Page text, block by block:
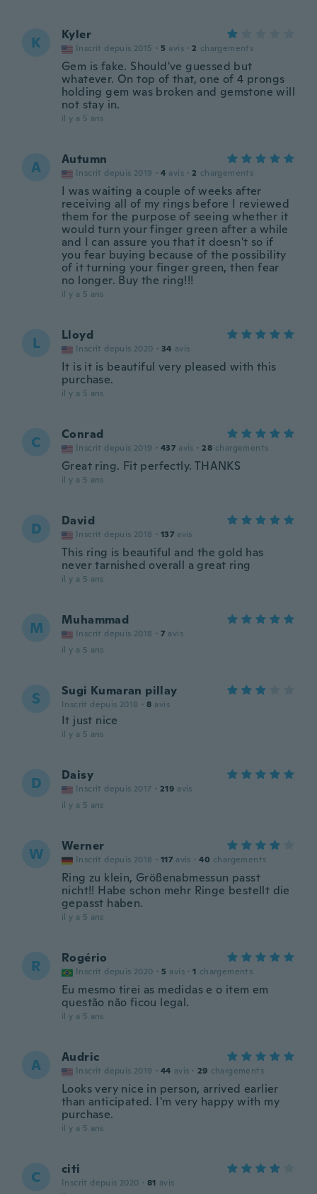
K Kyler
Inscrit depuis 2015 · 5 avis · 2 chargements
Gem is fake. Should've guessed but
whatever. On top of that, one of 4 prongs
holding gem was broken and gemstone will
not stay in.
il y a 5 ans
A Autumn
Inscrit depuis 2019 · 4 avis · 2 chargements
I was waiting a couple of weeks after
receiving all of my rings before I reviewed
them for the purpose of seeing whether it
would turn your finger green after a while
and I can assure you that it doesn't so if
you fear buying because of the possibility
of it turning your finger green, then fear
no longer. Buy the ring!!!
il y a 5 ans
L Lloyd
Inscrit depuis 2020 · 34 avis
It is it is beautiful very pleased with this
purchase.
il y a 5 ans
C Conrad
Inscrit depuis 2019 · 437 avis · 28 chargements
Great ring. Fit perfectly. THANKS
il y a 5 ans
D David
Inscrit depuis 2018 · 137 avis
This ring is beautiful and the gold has
never tarnished overall a great ring
il y a 5 ans
M Muhammad
Inscrit depuis 2018 · 7 avis
il y a 5 ans
S Sugi Kumaran pillay
Inscrit depuis 2018 · 8 avis
It just nice
il y a 5 ans
D Daisy
Inscrit depuis 2017 · 219 avis
il y a 5 ans
W Werner
Inscrit depuis 2018 · 117 avis · 40 chargements
Ring zu klein, Größenabmessun passt
nicht!! Habe schon mehr Ringe bestellt die
gepasst haben.
il y a 5 ans
R Rogério
Inscrit depuis 2020 · 5 avis · 1 chargements
Eu mesmo tirei as medidas e o item em
questão não ficou legal.
il y a 5 ans
A Audric
Inscrit depuis 2019 · 44 avis · 29 chargements
Looks very nice in person, arrived earlier
than anticipated. I'm very happy with my
purchase.
il y a 5 ans
C citi
Inscrit depuis 2020 · 81 avis